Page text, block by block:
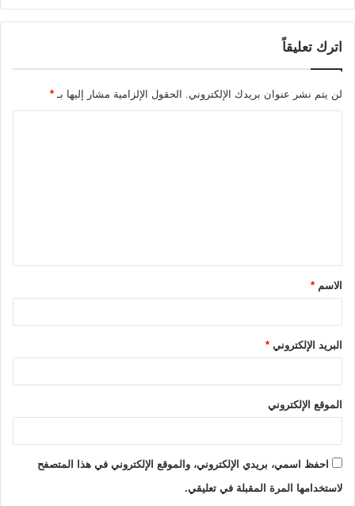
اترك تعليقاً
لن يتم نشر عنوان بريدك الإلكتروني. الحقول الإلزامية مشار إليها بـ *
ق
*الاسم *
البريد الإلكتروني *
الموقع الإلكتروني
احفظ اسمي، بريدي الإلكتروني، والموقع الإلكتروني في هذا المتصفح
لاستخدامها المرة المقبلة في تعليقي.